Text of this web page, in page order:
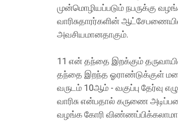
முன்மொழியப்படும் நபருக்கு
வாரிசுதாரர்களின்
அவசியமானதாகும்.
11 என் தந்தை இறக்கும்
தந்தை இறந்த ஓராண்டுக்குள்
வருடம் 10ஆம் - வகுப்பு தேர்வு
வாரிசு என்பதால் கருணை
வழங்க கோரி